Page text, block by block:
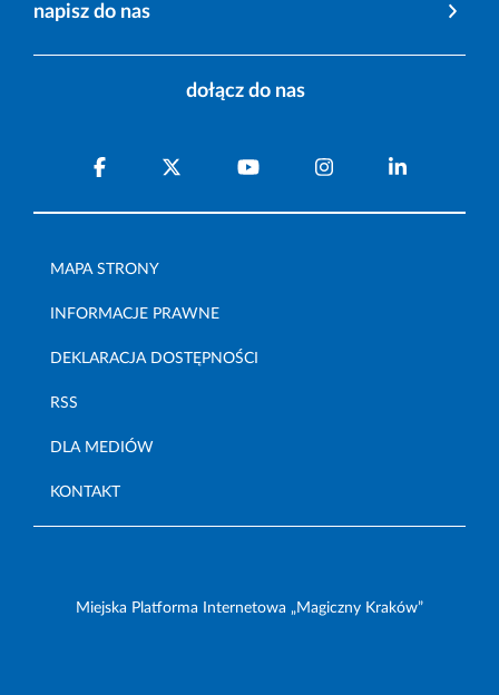
napisz do nas
dołącz do nas
MAPA STRONY
INFORMACJE PRAWNE
DEKLARACJA DOSTĘPNOŚCI
RSS
DLA MEDIÓW
KONTAKT
Miejska Platforma Internetowa „Magiczny Kraków”